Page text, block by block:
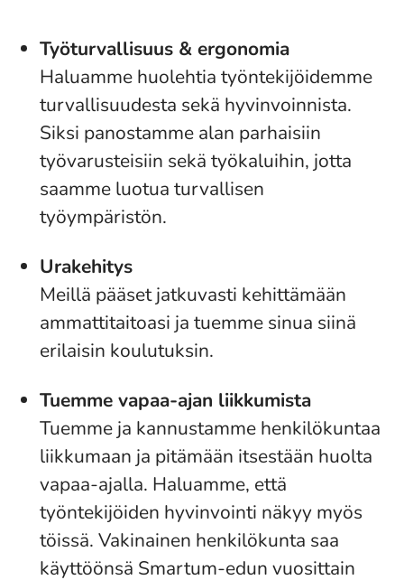
Työturvallisuus & ergonomia
Haluamme huolehtia työntekijöidemme
turvallisuudesta sekä hyvinvoinnista.
Siksi panostamme alan parhaisiin
työvarusteisiin sekä työkaluihin, jotta
saamme luotua turvallisen
työympäristön.
Urakehitys
Meillä pääset jatkuvasti kehittämään
ammattitaitoasi ja tuemme sinua siinä
erilaisin koulutuksin.
Tuemme vapaa-ajan liikkumista
Tuemme ja kannustamme henkilökuntaa
liikkumaan ja pitämään itsestään huolta
vapaa-ajalla. Haluamme, että
työntekijöiden hyvinvointi näkyy myös
töissä. Vakinainen henkilökunta saa
käyttöönsä Smartum-edun vuosittain